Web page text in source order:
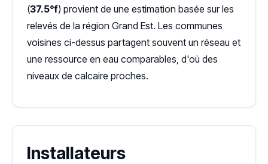
(37.5°f) provient de une estimation basée sur les
relevés de la région Grand Est. Les communes
voisines ci-dessus partagent souvent un réseau et
une ressource en eau comparables, d'où des
niveaux de calcaire proches.
Installateurs